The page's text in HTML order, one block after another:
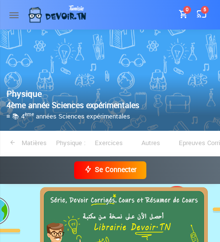
0 5
Physique
4ème année Sciences expérimentales
≡ 📚 4ème années Sciences expérimentales
Matières Physique : Exercices Autres Epreuves
Se Connecter